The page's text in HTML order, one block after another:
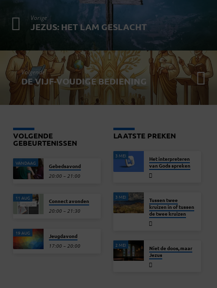
Vorige
JEZUS: HET LAM GESLACHT
Volgende
DE VIJF-VOUDIGE BEDIENING
VOLGENDE
GEBEURTENISSEN
VANDAAG Gebedsavond
20:00 – 21:00
11 AUG Connect avonden
20:00 – 21:30
19 AUG Jeugdavond
17:00 – 20:00
LAATSTE PREKEN
3 MEI
Het interpreteren
van Gods spreken
3 MEI
Tussen twee
kruizen in of tussen
de twee kruizen
2 MEI
Niet de doos, maar
Jezus